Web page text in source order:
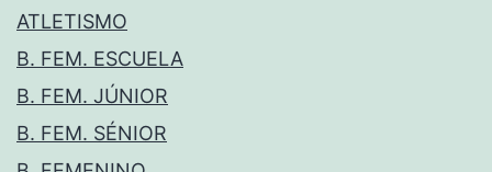
ATLETISMO
B. FEM. ESCUELA
B. FEM. JÚNIOR
B. FEM. SÉNIOR